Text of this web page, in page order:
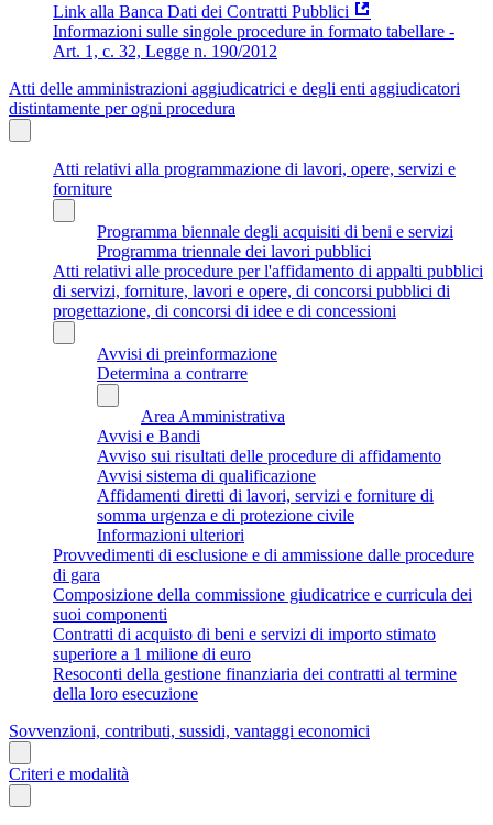
Link alla Banca Dati dei Contratti Pubblici
Informazioni sulle singole procedure in formato tabellare -
Art. 1, c. 32, Legge n. 190/2012
Atti delle amministrazioni aggiudicatrici e degli enti aggiudicatori
distintamente per ogni procedura
Atti relativi alla programmazione di lavori, opere, servizi e
forniture
Programma biennale degli acquisiti di beni e servizi
Programma triennale dei lavori pubblici
Atti relativi alle procedure per l'affidamento di appalti pubblici
di servizi, forniture, lavori e opere, di concorsi pubblici di
progettazione, di concorsi di idee e di concessioni
Avvisi di preinformazione
Determina a contrarre
Area Amministrativa
Avvisi e Bandi
Avviso sui risultati delle procedure di affidamento
Avvisi sistema di qualificazione
Affidamenti diretti di lavori, servizi e forniture di
somma urgenza e di protezione civile
Informazioni ulteriori
Provvedimenti di esclusione e di ammissione dalle procedure
di gara
Composizione della commissione giudicatrice e curricula dei
suoi componenti
Contratti di acquisto di beni e servizi di importo stimato
superiore a 1 milione di euro
Resoconti della gestione finanziaria dei contratti al termine
della loro esecuzione
Sovvenzioni, contributi, sussidi, vantaggi economici
Criteri e modalità